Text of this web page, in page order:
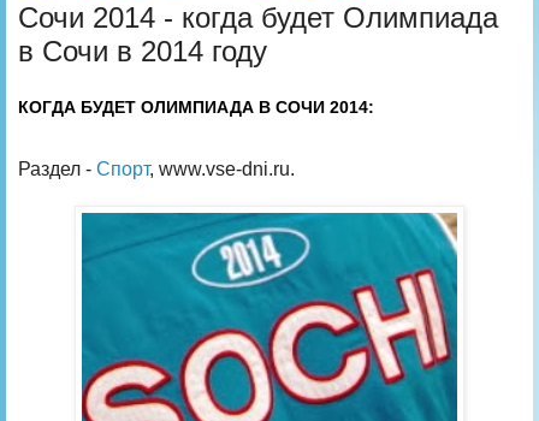
Сочи 2014 - когда будет Олимпиада
в Сочи в 2014 году
КОГДА БУДЕТ ОЛИМПИАДА В СОЧИ 2014:
Раздел - Спорт, www.vse-dni.ru.